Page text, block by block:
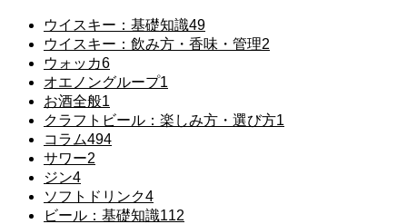
ウイスキー：基礎知識49
ウイスキー：飲み方・香味・管理2
ウォッカ6
オエノングループ1
お酒全般1
クラフトビール：楽しみ方・選び方1
コラム494
サワー2
ジン4
ソフトドリンク4
ビール：基礎知識112